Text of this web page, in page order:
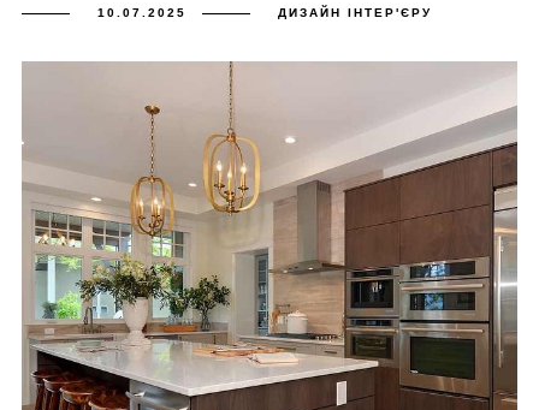
10.07.2025 ДИЗАЙН ІНТЕР'ЄРУ